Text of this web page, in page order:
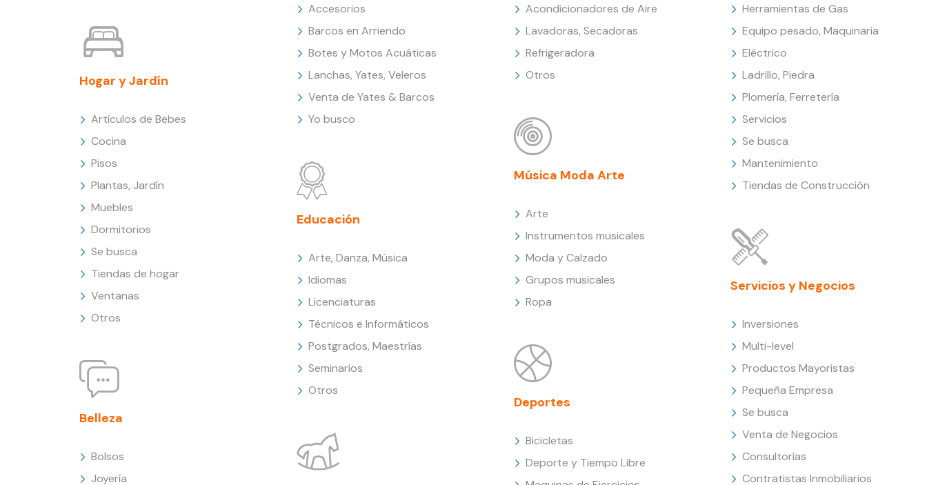
Hogar y Jardín
Artículos de Bebes
Cocina
Pisos
Plantas, Jardín
Muebles
Dormitorios
Se busca
Tiendas de hogar
Ventanas
Otros
Belleza
Bolsos
Joyería
Accesorios
Barcos en Arriendo
Botes y Motos Acuáticas
Lanchas, Yates, Veleros
Venta de Yates & Barcos
Yo busco
Educación
Arte, Danza, Música
Idiomas
Licenciaturas
Técnicos e Informáticos
Postgrados, Maestrías
Seminarios
Otros
Acondicionadores de Aire
Lavadoras, Secadoras
Refrigeradora
Otros
Música Moda Arte
Arte
Instrumentos musicales
Moda y Calzado
Grupos musicales
Ropa
Deportes
Bicicletas
Deporte y Tiempo Libre
Herramientas de Gas
Equipo pesado, Maquinaria
Eléctrico
Ladrillo, Piedra
Plomería, Ferretería
Servicios
Se busca
Mantenimiento
Tiendas de Construcción
Servicios y Negocios
Inversiones
Multi-level
Productos Mayoristas
Pequeña Empresa
Se busca
Venta de Negocios
Consultorías
Contratistas Inmobiliarios